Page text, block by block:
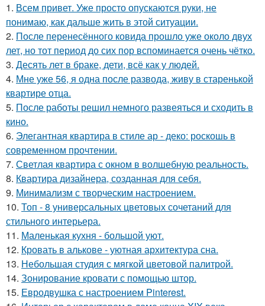
1. Всем привет. Уже просто опускаются руки, не
понимаю, как дальше жить в этой ситуации.
2. После перенесённого ковида прошло уже около двух
лет, но тот период до сих пор вспоминается очень чётко.
3. Десять лет в браке, дети, всё как у людей.
4. Мне уже 56, я одна после развода, живу в старенькой
квартире отца.
5. После работы решил немного развеяться и сходить в
кино.
6. Элегантная квартира в стиле ар - деко: роскошь в
современном прочтении.
7. Светлая квартира с окном в волшебную реальность.
8. Квартира дизайнера, созданная для себя.
9. Минимализм с творческим настроением.
10. Топ - 8 универсальных цветовых сочетаний для
стильного интерьера.
11. Маленькая кухня - большой уют.
12. Кровать в алькове - уютная архитектура сна.
13. Небольшая студия с мягкой цветовой палитрой.
14. Зонирование кровати с помощью штор.
15. Евродвушка с настроением Pinterest.